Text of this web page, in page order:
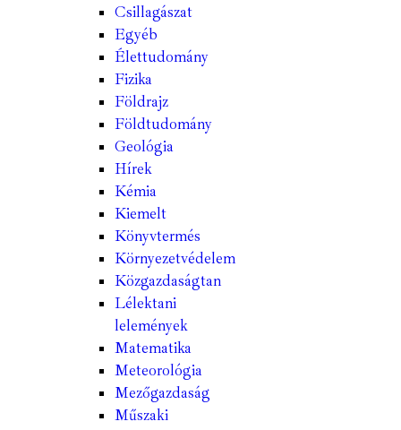
Csillagászat
Egyéb
Élettudomány
Fizika
Földrajz
Földtudomány
Geológia
Hírek
Kémia
Kiemelt
Könyvtermés
Környezetvédelem
Közgazdaságtan
Lélektani
lelemények
Matematika
Meteorológia
Mezőgazdaság
Műszaki